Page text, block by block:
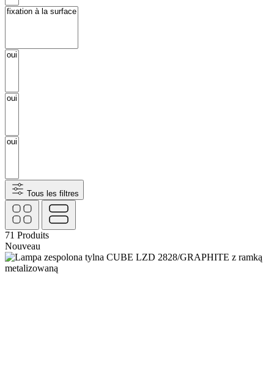
Tous les filtres
71 Produits
Nouveau